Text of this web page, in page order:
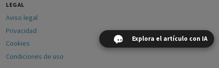
Explora el artículo con IA
LEGAL
Aviso legal
Privacidad
Cookies
Condiciones de uso